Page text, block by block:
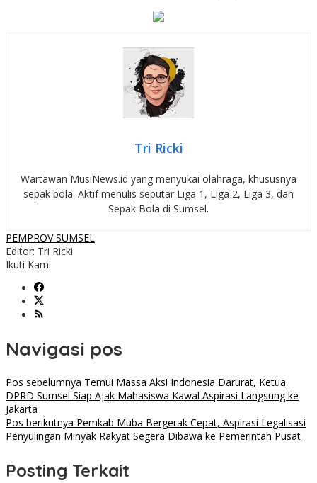
Tri Ricki
Wartawan MusiNews.id yang menyukai olahraga, khususnya
sepak bola. Aktif menulis seputar Liga 1, Liga 2, Liga 3, dan
Sepak Bola di Sumsel.
PEMPROV SUMSEL
Editor: Tri Ricki
Ikuti Kami
Navigasi pos
Pos sebelumnya Temui Massa Aksi Indonesia Darurat, Ketua
DPRD Sumsel Siap Ajak Mahasiswa Kawal Aspirasi Langsung ke
Jakarta
Pos berikutnya Pemkab Muba Bergerak Cepat, Aspirasi Legalisasi
Penyulingan Minyak Rakyat Segera Dibawa ke Pemerintah Pusat
Posting Terkait